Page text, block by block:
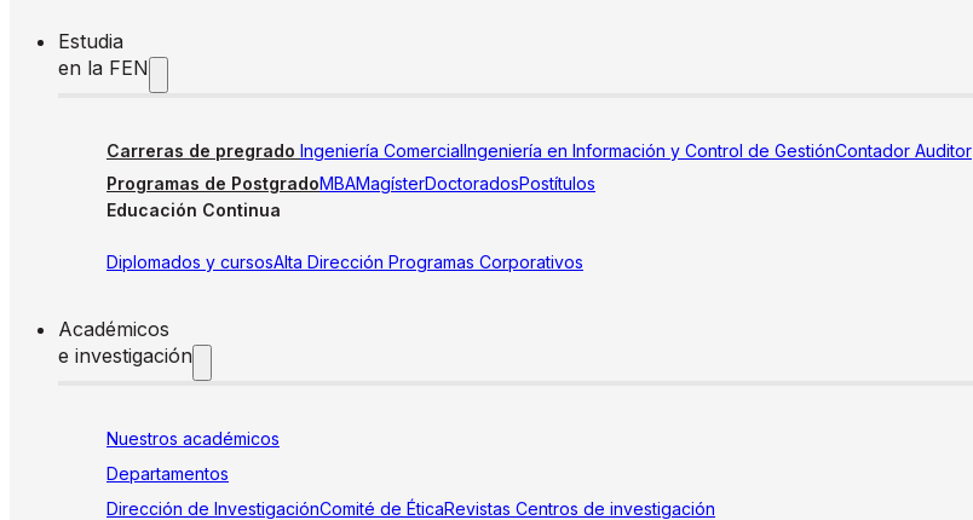
Estudia
en la FEN
Carreras de pregrado Ingeniería ComercialIngeniería en Información y Control de GestiónContador Auditor
Programas de PostgradoMBAMagísterDoctoradosPostítulos
Educación Continua
Diplomados y cursosAlta Dirección Programas Corporativos
Académicos
e investigación
Nuestros académicos
Departamentos
Dirección de InvestigaciónComité de ÉticaRevistas Centros de investigación